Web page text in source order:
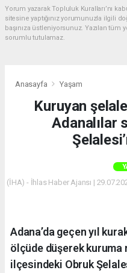
Yorum yazarak Topluluk Kuralları’nı
sitesine yaptığınız yorumunuzla ilgili
başınıza üstleniyorsunuz. Yazılan
sorumlu tutulamaz.
Anasayfa Yaşam
Kuruyan
Adanalılar
(İHA) - İhlas Haber Ajansı |
Adana’da geçen yıl
ölçüde düşerek kuruma
ilçesindeki Obruk